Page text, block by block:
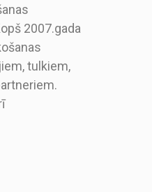
2007.gada
tulkiem,